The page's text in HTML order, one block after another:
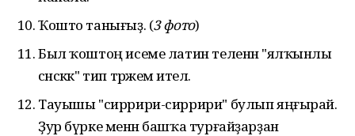
Ҡошто танығыҙ. (3 фото)
Был ҡоштоң исеме латин теленән "ялҡынлы
сәнскәк" тип тәржемә ителә.
Тауышы "сиррири-сиррири" булып яңғырай.
Ҙур бүрке менән башҡа турғайҙарҙан